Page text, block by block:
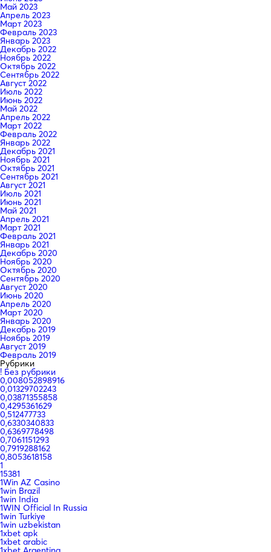
Май 2023
Апрель 2023
Март 2023
Февраль 2023
Январь 2023
Декабрь 2022
Ноябрь 2022
Октябрь 2022
Сентябрь 2022
Август 2022
Июль 2022
Июнь 2022
Май 2022
Апрель 2022
Март 2022
Февраль 2022
Январь 2022
Декабрь 2021
Ноябрь 2021
Октябрь 2021
Сентябрь 2021
Август 2021
Июль 2021
Июнь 2021
Май 2021
Апрель 2021
Март 2021
Февраль 2021
Январь 2021
Декабрь 2020
Ноябрь 2020
Октябрь 2020
Сентябрь 2020
Август 2020
Июнь 2020
Апрель 2020
Март 2020
Январь 2020
Декабрь 2019
Ноябрь 2019
Август 2019
Февраль 2019
Рубрики
! Без рубрики
0,008052898916
0,01329702243
0,03871355858
0,4295361629
0,512477733
0,6330340833
0,6369778498
0,7061151293
0,7919288162
0,8053618158
1
15381
1Win AZ Casino
1win Brazil
1win India
1WIN Official In Russia
1win Turkiye
1win uzbekistan
1xbet apk
1xbet arabic